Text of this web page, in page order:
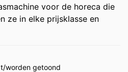
voor de horeca die
ze in elke prijsklasse en
worden getoond